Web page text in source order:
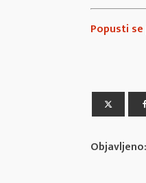
Popusti
Objavljeno: